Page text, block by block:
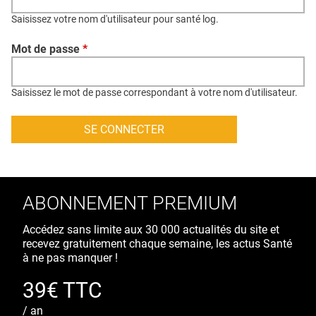
CONTACT
CRÉDITS
Saisissez votre nom d'utilisateur pour santé log.
Mot de passe *
Saisissez le mot de passe correspondant à votre nom d'utilisateur.
ABONNEMENT PREMIUM
Accédez sans limite aux 30 000 actualités du site et
recevez gratuitement chaque semaine, les actus Santé
à ne pas manquer !
39€ TTC
/ an